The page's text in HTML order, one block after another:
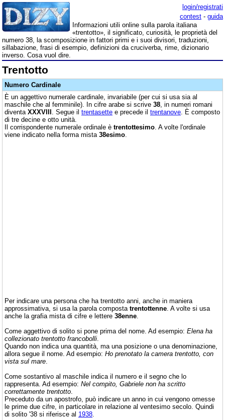
login/registrati
contest - guida
Informazioni utili online sulla parola italiana
«trentotto», il significato, curiosità, le proprietà del
numero 38, la scomposizione in fattori primi e i suoi divisori, traduzioni,
sillabazione, frasi di esempio, definizioni da cruciverba, rime, dizionario
inverso. Cosa vuol dire.
Trentotto
Numero Cardinale
È un aggettivo numerale cardinale, invariabile (per cui si usa sia al
maschile che al femminile). In cifre arabe si scrive 38 , in numeri romani
diventa XXXVIII . Segue il trentasette e precede il trentanove . È composto
di tre decine e otto unità.
Il corrispondente numerale ordinale è trentottesimo . A volte l'ordinale
viene indicato nella forma mista 38esimo
Per indicare una persona che ha trentotto anni, anche in maniera
approssimativa, si usa la parola composta trentottenne . A volte si usa
anche la grafia mista di cifre e lettere 38enne
Come aggettivo di solito si pone prima del nome. Ad esempio: Elena ha
collezionato trentotto francobolli
Quando non indica una quantità, ma una posizione o una denominazione,
allora segue il nome. Ad esempio: Ho prenotato la camera trentotto, con
vista sul mare
Come sostantivo al maschile indica il numero e il segno che lo
rappresenta. Ad esempio: Nel compito, Gabriele non ha scritto
correttamente trentotto
Preceduto da un apostrofo, può indicare un anno in cui vengono omesse
le prime due cifre, in particolare in relazione al ventesimo secolo. Quindi
di solito '38 si riferisce al 1938